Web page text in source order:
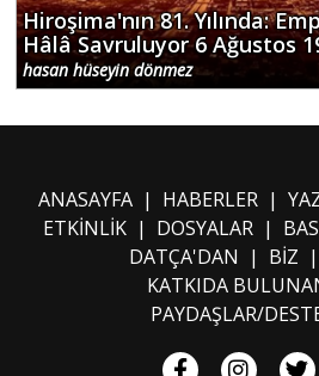
Hiroşima'nın 81. Yılında:
Hâlâ Savruluyor 6 Ağustos
hasan hüseyin dönmez
ANASAYFA| HABERLER|
ETKİNLİK| DOSYALAR|
DATÇA'DAN | BİZ |
KATKIDA
PAYDAŞLAR/